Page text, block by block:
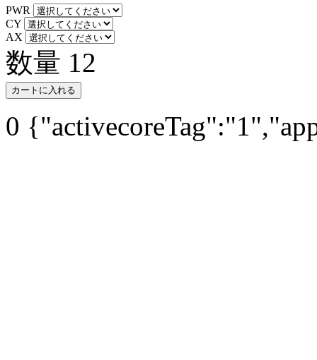
PWR
CY
AX
数量 12
カートに入れる
0